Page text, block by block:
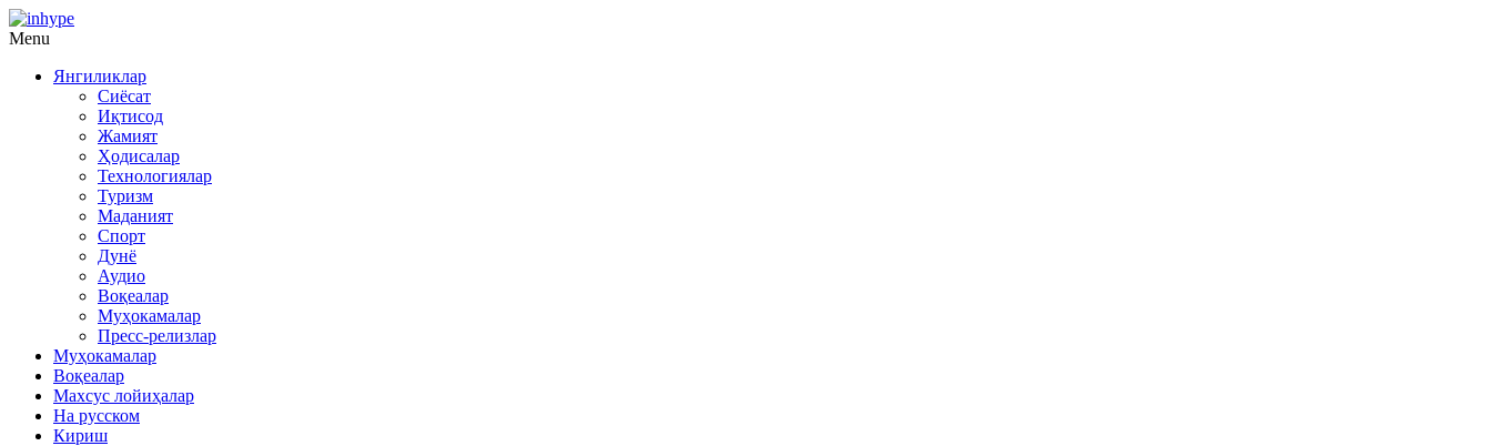
Menu
Янгиликлар
Сиёсат
Иқтисод
Жамият
Ҳодисалар
Технологиялар
Туризм
Маданият
Спорт
Дунё
Аудио
Воқеалар
Муҳокамалар
Пресс-релизлар
Муҳокамалар
Воқеалар
Махсус лойиҳалар
На русском
Кириш